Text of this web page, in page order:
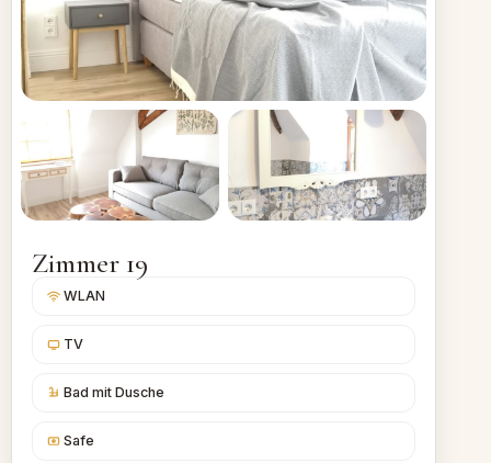
Zimmer 19
WLAN
TV
Bad mit Dusche
Safe